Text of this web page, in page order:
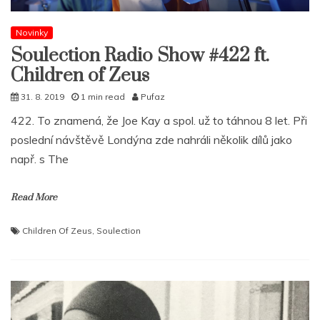
Novinky
Soulection Radio Show #422 ft.
Children of Zeus
31. 8. 2019 1 min read Pufaz
422. To znamená, že Joe Kay a spol. už to táhnou 8 let. Při
poslední návštěvě Londýna zde nahráli několik dílů jako
např. s The
Read More
Children Of Zeus, Soulection